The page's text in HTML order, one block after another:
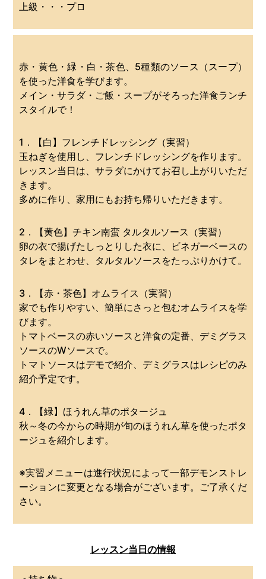
上級・・・プロ
赤・黄色・緑・白・茶色、5種類のソース（スープ）
を使った洋食を学びます。
メイン・サラダ・ご飯・スープがそろった洋食ランチ
スタイルで！
1．【白】フレンチドレッシング（実習）
玉ねぎを使用し、フレンチドレッシングを作ります。
レッスン当日は、サラダにかけてお召し上がりいただ
きます。
多めに作り、家用にもお持ち帰りいただきます。
2．【黄色】チキン南蛮 タルタルソース（実習）
卵の衣で揚げたしっとりした衣に、ビネガーベースの
タレをまとわせ、タルタルソースをたっぷりかけて。
3．【赤・茶色】オムライス（実習）
家でも作りやすい、簡単にさっと包むオムライスを学
びます。
トマトベースの赤いソースと洋食の定番、デミグラス
ソースのWソースで。
トマトソースはデモで紹介、デミグラスはレシピのみ
紹介予定です。
4．【緑】ほうれん草のポタージュ
秋～冬の今からの時期が旬のほうれん草を使ったポタ
ージュを紹介します。
※実習メニューは進行状況によって一部デモンストレ
ーションに変更となる場合がございます。ご了承くだ
さい。
レッスン当日の情報